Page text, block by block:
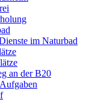
im Naturbad
an der B20